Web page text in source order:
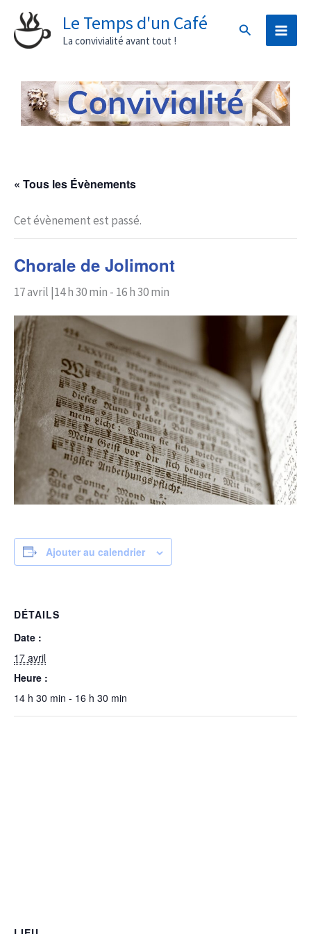
Aller
contenu
Le Temps d'un Café
La convivialité avant tout !
Rechercher
« Tous les Évènements
Cet évènement est passé.
Chorale de Jolimont
17 avril |14 h 30 min - 16 h 30 min
Ajouter au calendrier
DÉTAILS
Date :
17 avril
Heure :
14 h 30 min - 16 h 30 min